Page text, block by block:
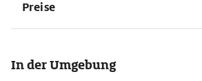
Preise
In der Umgebung